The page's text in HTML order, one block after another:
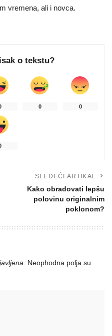
vremena, ali i novca.
o tekstu?
0 0
SLEDEĆI ARTIKAL
Kako obradovati lepšu
polovinu originalnim
poklonom?
Neophodna polja su